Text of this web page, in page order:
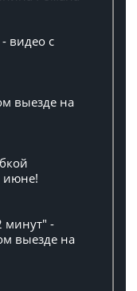
видео с
выезде на
июне!
минут" -
выезде на